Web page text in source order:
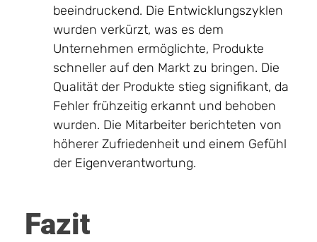
beeindruckend. Die Entwicklungszyklen
wurden verkürzt, was es dem
Unternehmen ermöglichte, Produkte
schneller auf den Markt zu bringen. Die
Qualität der Produkte stieg signifikant, da
Fehler frühzeitig erkannt und behoben
wurden. Die Mitarbeiter berichteten von
höherer Zufriedenheit und einem Gefühl
der Eigenverantwortung.
Fazit